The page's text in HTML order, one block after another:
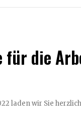
für die